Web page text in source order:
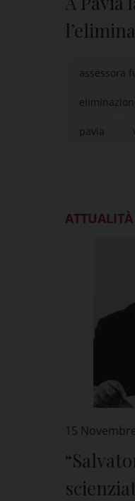
assessora
pavia
ATTUALITÀ
15